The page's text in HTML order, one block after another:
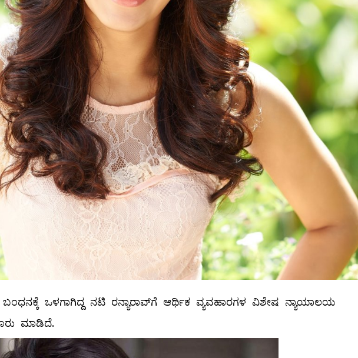
ಬಂಧನಕ್ಕೆ ಒಳಗಾಗಿದ್ದ ನಟಿ ರನ್ಯಾರಾವ್‌ಗೆ ಆರ್ಥಿಕ ವ್ಯವಹಾರಗಳ ವಿಶೇಷ ನ್ಯಾಯಾಲಯ
ಮಾಡಿದೆ.